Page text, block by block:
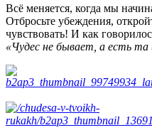
Всё меняется, когда мы
Отбросьте убеждения,
чувствовать! И как
«Чудес не бывает, а есть та